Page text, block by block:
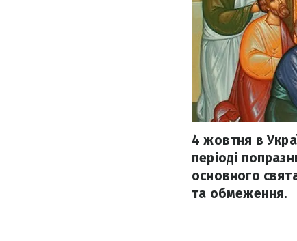
4 жовтня в
періоді
основного
та обмеження.